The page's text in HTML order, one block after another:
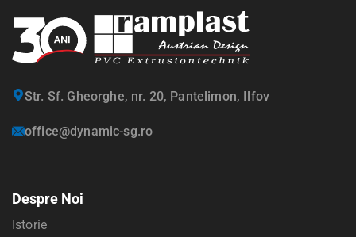
Str. Sf. Gheorghe, nr. 20, Pantelimon, Ilfov
office@dynamic-sg.ro
Despre Noi
Istorie